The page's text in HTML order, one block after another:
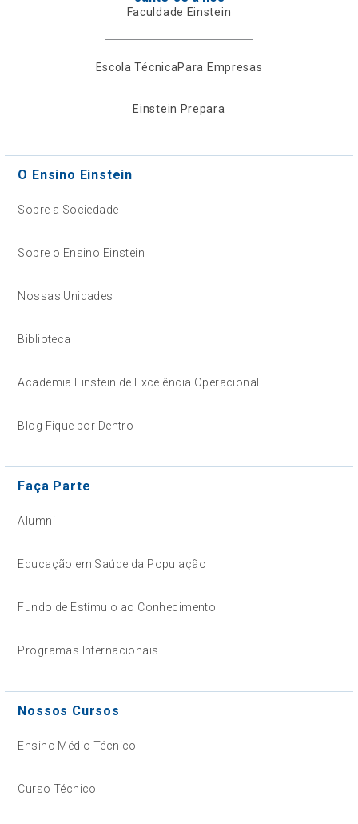
Faculdade Einstein
Escola TécnicaPara Empresas
Einstein Prepara
O Ensino Einstein
Sobre a Sociedade
Sobre o Ensino Einstein
Nossas Unidades
Biblioteca
Academia Einstein de Excelência Operacional
Blog Fique por Dentro
Faça Parte
Alumni
Educação em Saúde da População
Fundo de Estímulo ao Conhecimento
Programas Internacionais
Nossos Cursos
Ensino Médio Técnico
Curso Técnico